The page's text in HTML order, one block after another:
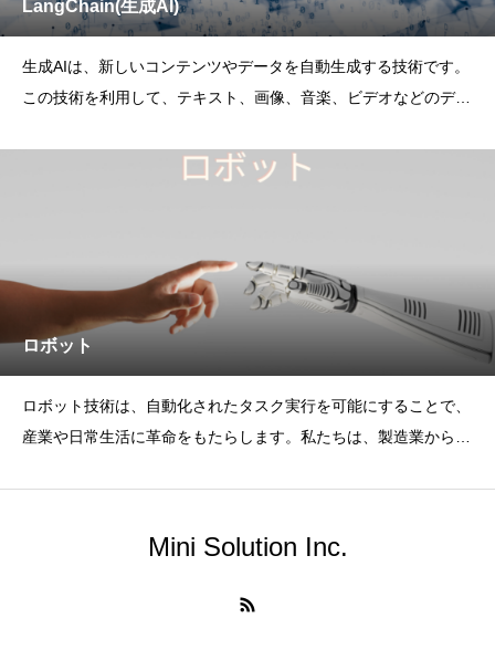
LangChain(生成AI)
生成AIは、新しいコンテンツやデータを自動生成する技術です。
この技術を利用して、テキスト、画像、音楽、ビデオなどのデジ
ロボット
ロボット技術は、自動化されたタスク実行を可能にすることで、
産業や日常生活に革命をもたらします。私たちは、製造業からサ
Mini Solution Inc.